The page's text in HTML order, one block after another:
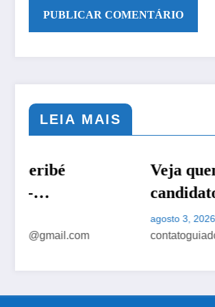
LEIA MAIS
BRASIL
Veja quem são os
candidatos já
Presidência da República
contatoguiadoestado@gmail.com